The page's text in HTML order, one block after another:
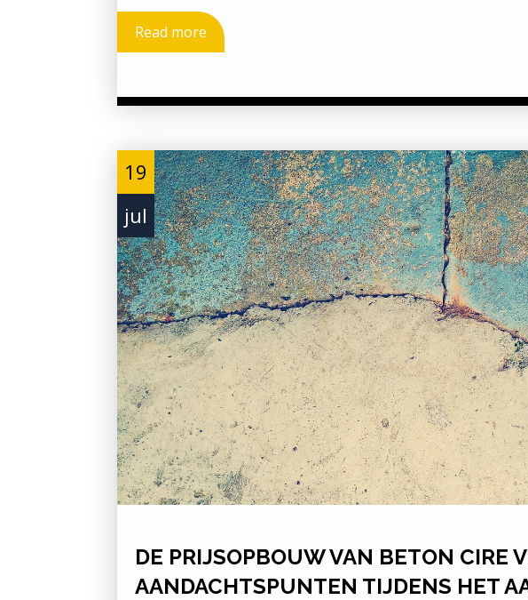
Read more
19
jul
DE PRIJSOPBOUW VAN BETON CIRE
AANDACHTSPUNTEN TIJDENS HET